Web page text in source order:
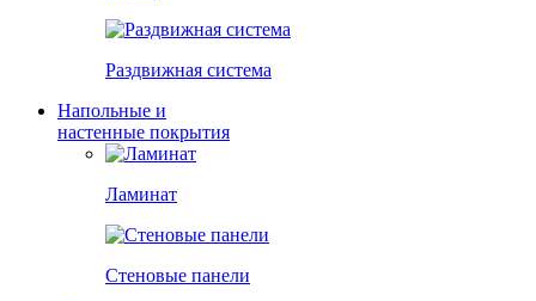
Раздвижная система
Напольные и
настенные покрытия
Ламинат
Стеновые панели